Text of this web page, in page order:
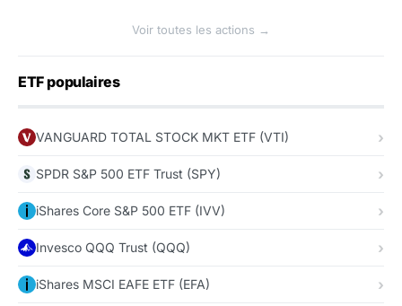
Voir toutes les actions →
ETF populaires
VANGUARD TOTAL STOCK MKT ETF (VTI)
SPDR S&P 500 ETF Trust (SPY)
iShares Core S&P 500 ETF (IVV)
Invesco QQQ Trust (QQQ)
iShares MSCI EAFE ETF (EFA)